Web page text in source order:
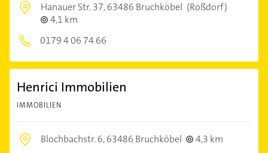
Hanauer Str. 37,63486 Bruchköbel (Roßdorf)
4,1 km
0179 4 06 74 66
Henrici Immobilien
IMMOBILIEN
Blochbachstr. 6,63486 Bruchköbel
4,3 km